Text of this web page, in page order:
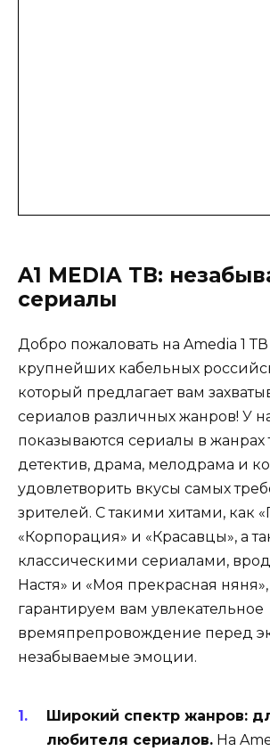
A1 MEDIA ТВ:
сериалы
Добро пожаловать на Amedia 1
крупнейших кабельных
который предлагает вам
сериалов различных жанров! У
показываются сериалы в жанрах
детектив, драма, мелодрама и
удовлетворить вкусы самых
зрителей. С такими хитами, как
«Корпорация» и «Красавцы», а
классическими сериалами,
Настя» и «Моя прекрасная
гарантируем вам увлекательное
времяпрепровождение перед
незабываемые эмоции.
Широкий спектр жанров:
любителя сериалов. На